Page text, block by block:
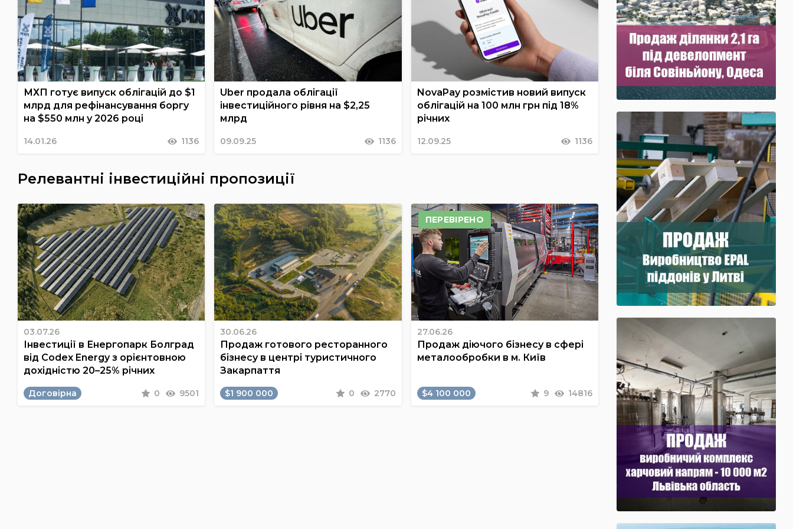
МХП готує випуск облігацій до $1
млрд для рефінансування боргу
на $550 млн у 2026 році
14.01.26 1136
Uber продала облігації
інвестиційного рівня на $2,25
млрд
09.09.25 1136
NovaPay розмістив новий випуск
облігацій на 100 млн грн під 18%
річних
12.09.25 1136
Релевантні інвестиційні пропозиції
03.07.26
Інвестиції в Енергопарк Болград
від Codex Energy з орієнтовною
дохідністю 20–25% річних
Договірна 0 9501
30.06.26
Продаж готового ресторанного
бізнесу в центрі туристичного
Закарпаття
$1 900 000 0 2770
ПЕРЕВІРЕНО
27.06.26
Продаж діючого бізнесу в сфері
металообробки в м. Київ
$4 100 000 9 14816